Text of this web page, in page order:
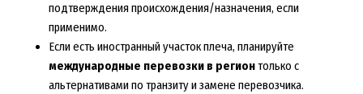
подтверждения происхождения/назначения, если
применимо.
Если есть иностранный участок плеча, планируйте
международные перевозки в регионтолько с
альтернативами по транзиту и замене перевозчика.